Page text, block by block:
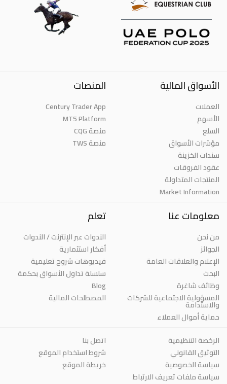
الأسواق المالية
العملات
الأسهم
السلع
مؤشرات الأسواق
سندات الخزينة
عقود الفروقات
المنتجات المتداولة
Market Information
المنصات
Century Trader App
MT5 Platform
منصة CQG
منصة TWS
معلومات عنا
من نحن
الجوائز
الإعلام والعلاقات العامة
البحث
وظائف شاغرة
المسؤولية الاجتماعية للشركات
والاستدامة
حماية أموال العملاء
تعلم
الندوات عبر الإنترنت / الندوات
أفكار استثمارية
فيديوهات شروح تعليمية
سلسلة تداول الأسواق بحكمة
Blog
المصطلحات المالية
الرخصة التنظيمية
التوثيق القانوني
سياسة الخصوصية
سياسة ملفات تعريف الارتباط
اتصل بنا
شروط استخدام الموقع
خريطة الموقع